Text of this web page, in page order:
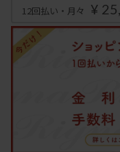
12回払い・月々 ¥